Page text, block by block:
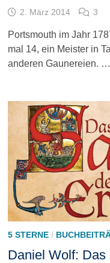
2. März 2014 3
Portsmouth im Jahr
mal 14, ein Meister in
anderen Gaunereien. …
5 STERNE/
Daniel Wolf: